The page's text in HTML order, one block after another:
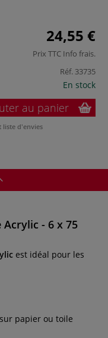
24,55 €
Prix TTC Info frais.
Réf. 33735
En stock
au panier
liste d'envies
- 6 x 75
est idéal pour les
papier ou toile